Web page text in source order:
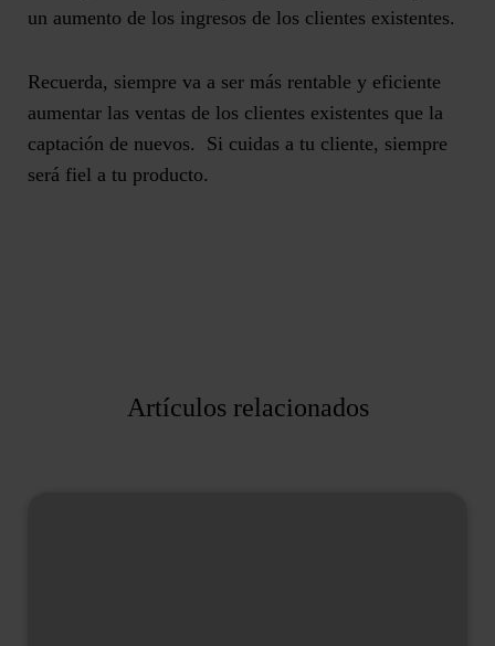
un aumento de los ingresos de los clientes existentes.
Recuerda, siempre va a ser más rentable y eficiente
aumentar las ventas de los clientes existentes que la
captación de nuevos. Si cuidas a tu cliente, siempre
será fiel a tu producto.
Artículos relacionados